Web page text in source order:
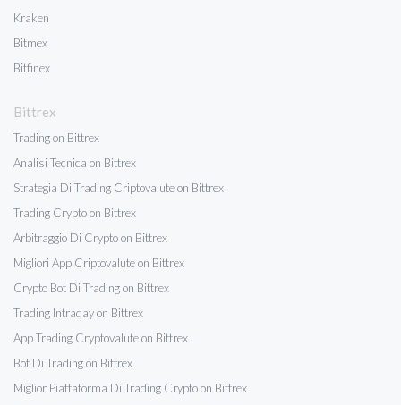
Kraken
Bitmex
Bitfinex
Bittrex
Trading on Bittrex
Analisi Tecnica on Bittrex
Strategia Di Trading Criptovalute on Bittrex
Trading Crypto on Bittrex
Arbitraggio Di Crypto on Bittrex
Migliori App Criptovalute on Bittrex
Crypto Bot Di Trading on Bittrex
Trading Intraday on Bittrex
App Trading Cryptovalute on Bittrex
Bot Di Trading on Bittrex
Miglior Piattaforma Di Trading Crypto on Bittrex